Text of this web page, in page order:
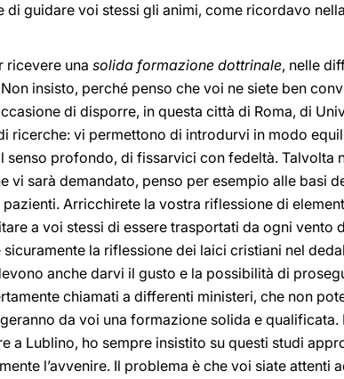
di guidare voi stessi gli animi, come ricordavo
ricevere una solida formazione dottrinale, nelle
insisto, perché penso che voi ne siete ben
di disporre, in questa città di Roma, di
ricerche: vi permettono di introdurvi in modo
senso profondo, di fissarvici con fedeltà. Talvolta
vi sarà demandato, penso per esempio alle basi
Arricchirete la vostra riflessione di
a voi stessi di essere trasportati da ogni vento
la riflessione dei laici cristiani nel
anche darvi il gusto e la possibilità di
chiamati a differenti ministeri, che non
da voi una formazione solida e
a Lublino, ho sempre insistito su questi studi
l’avvenire. Il problema è che voi siate attenti